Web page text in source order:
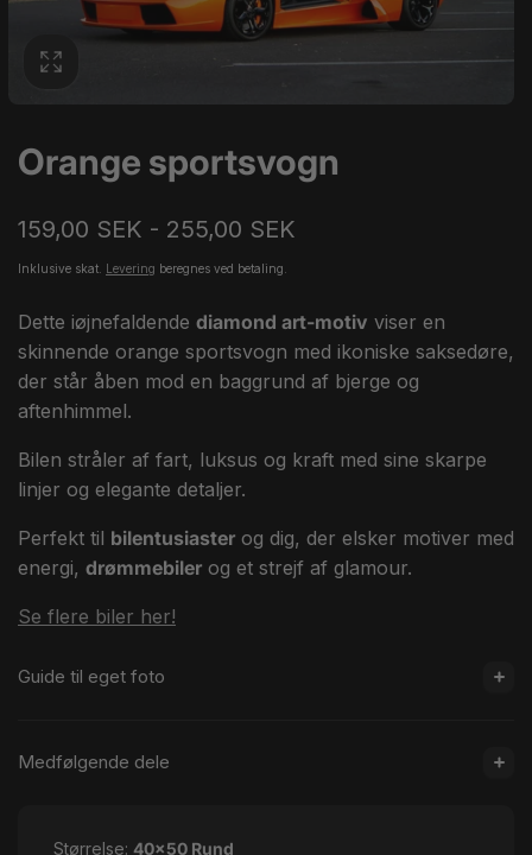
Orange sportsvogn
159,00 SEK - 255,00 SEK
Inklusive skat. Levering beregnes ved betaling.
Dette iøjnefaldende diamond art-motiv viser en
skinnende orange sportsvogn med ikoniske saksedøre,
der står åben mod en baggrund af bjerge og
aftenhimmel.
Bilen stråler af fart, luksus og kraft med sine skarpe
linjer og elegante detaljer.
Perfekt til bilentusiaster og dig, der elsker motiver med
energi, drømmebiler og et strejf af glamour.
Se flere biler her!
Guide til eget foto
Medfølgende dele
Størrelse: 40x50 Rund